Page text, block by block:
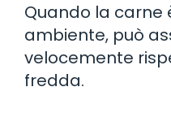
Quando la
ambiente, può
velocemente
fredda.